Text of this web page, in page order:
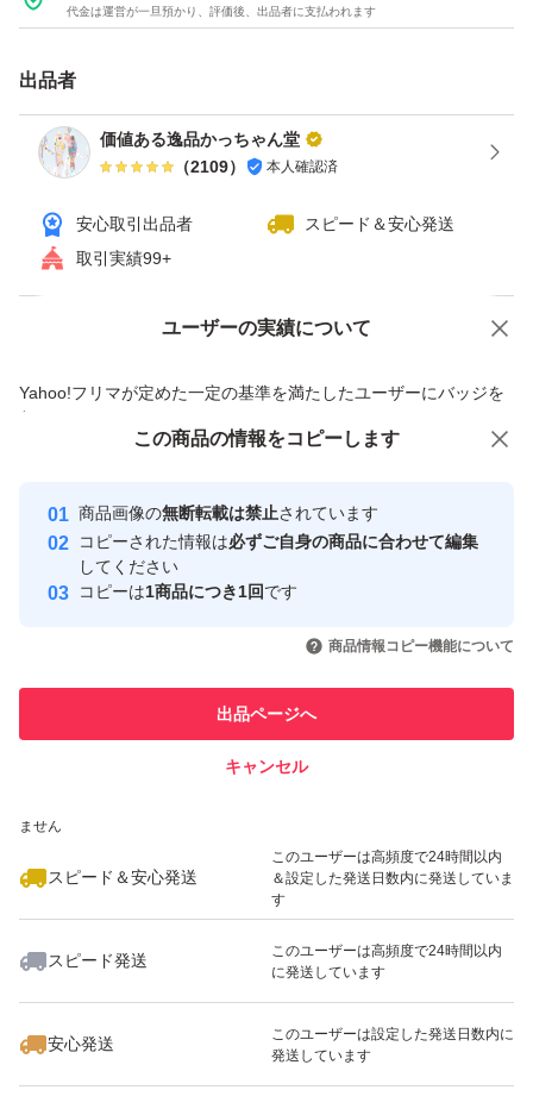
代金は運営が一旦預かり、評価後、出品者に支払われます
出品者
価値ある逸品かっちゃん堂
（2109） 本人確認済
安心取引出品者
スピード＆安心発送
取引実績99+
ユーザーの実績について
Yahoo!フリマが定めた一定の基準を満たしたユーザーにバッジを
付与しています
安心取引出品者
心・安全なユーザーです
取引実績
引を完了させた実績があります
での取引実績があります
ません
スピード＆安心発送
このユーザーは高頻度で24時間以内
＆設定した発送日数内に発送していま
す
スピード発送
このユーザーは高頻度で24時間以内
に発送しています
安心発送
このユーザーは設定した発送日数内に
発送しています
価格の相談 商品への質問
この商品の情報をコピーします
商品画像の無断転載は禁止されています
コピーされた情報は必ずご自身の商品に合わせて編集
してください
コピーは1商品につき1回です
商品情報コピー機能について
出品ページへ
キャンセル
この商品をみている人にオススメ
いいね！
2,762